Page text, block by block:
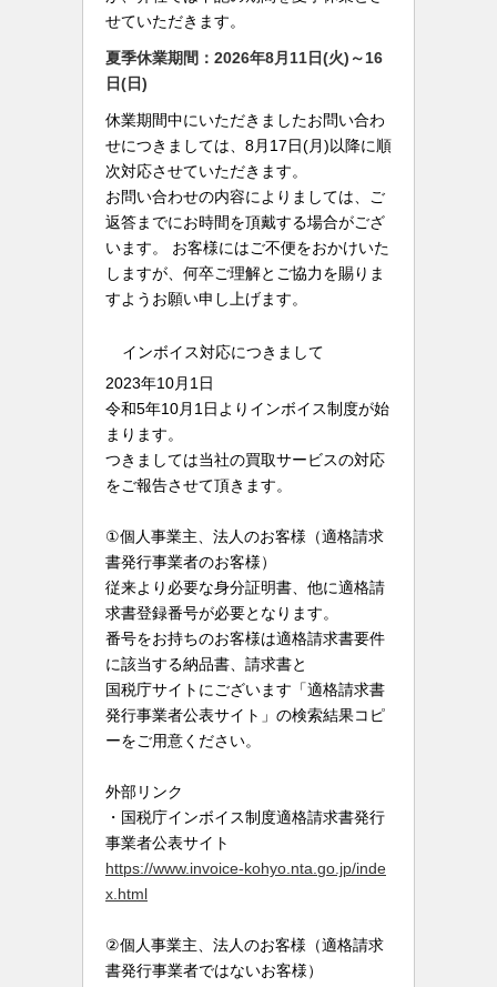
せていただきます。
夏季休業期間：2026年8月11日(火)～16
日(日)
休業期間中にいただきましたお問い合わ
せにつきましては、8月17日(月)以降に順
次対応させていただきます。
お問い合わせの内容によりましては、ご
返答までにお時間を頂戴する場合がござ
います。 お客様にはご不便をおかけいた
しますが、何卒ご理解とご協力を賜りま
すようお願い申し上げます。
インボイス対応につきまして
2023年10月1日
令和5年10月1日よりインボイス制度が始
まります。
つきましては当社の買取サービスの対応
をご報告させて頂きます。
①個人事業主、法人のお客様（適格請求
書発行事業者のお客様）
従来より必要な身分証明書、他に適格請
求書登録番号が必要となります。
番号をお持ちのお客様は適格請求書要件
に該当する納品書、請求書と
国税庁サイトにございます「適格請求書
発行事業者公表サイト」の検索結果コピ
ーをご用意ください。
外部リンク
・国税庁インボイス制度適格請求書発行
事業者公表サイト
https://www.invoice-kohyo.nta.go.jp/inde
x.html
②個人事業主、法人のお客様（適格請求
書発行事業者ではないお客様）